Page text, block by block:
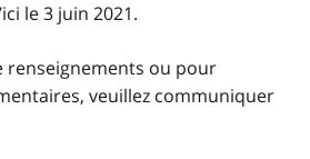
le 3 juin 2021.
renseignements ou pour
veuillez communiquer